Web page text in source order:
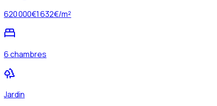
620 000€1 632€/m²
6 chambres
Jardin